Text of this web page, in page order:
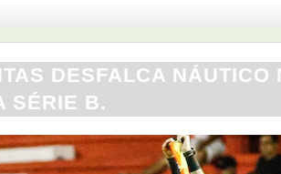
DESFALCA NÁUTICO
SÉRIE B.